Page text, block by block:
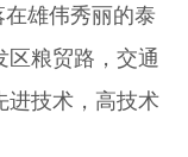
雄伟秀丽的泰
区粮贸路，交通
进技术，高技术